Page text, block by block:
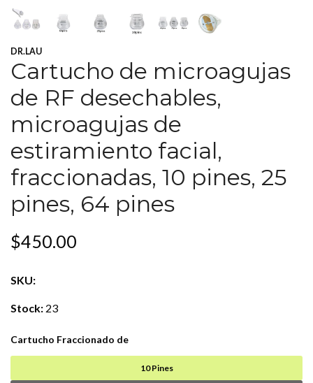
DR.LAU
Cartucho de microagujas
de RF desechables,
microagujas de
estiramiento facial,
fraccionadas, 10 pines, 25
pines, 64 pines
$450.00
SKU:
Stock: 23
Cartucho Fraccionado de
10 Pines